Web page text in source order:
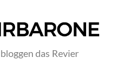
das Revier